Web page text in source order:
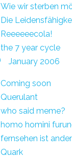
Wie wir sterben
Die
Reeeeeecola!
the 7 year cycle
January 2006
Coming soon
Querulant
who said meme?
homo homini
fernsehen ist
Quark